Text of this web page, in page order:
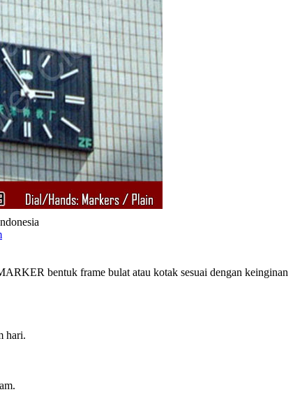
bentuk frame bulat atau kotak sesuai dengan keinginan
hari.